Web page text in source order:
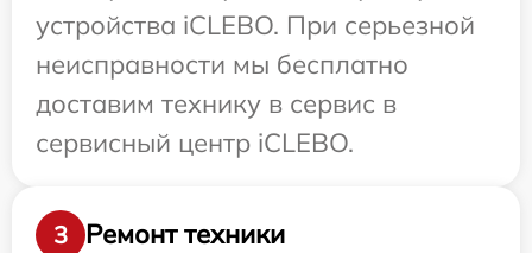
устройства iCLEBO. При серьезной
неисправности мы бесплатно
доставим технику в сервис в
сервисный центр iCLEBO.
3
Ремонт техники